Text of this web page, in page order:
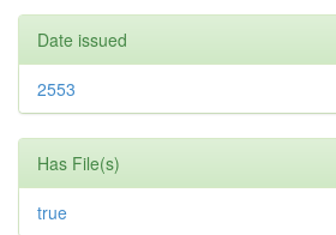
Date issued
2553
Has File(s)
true